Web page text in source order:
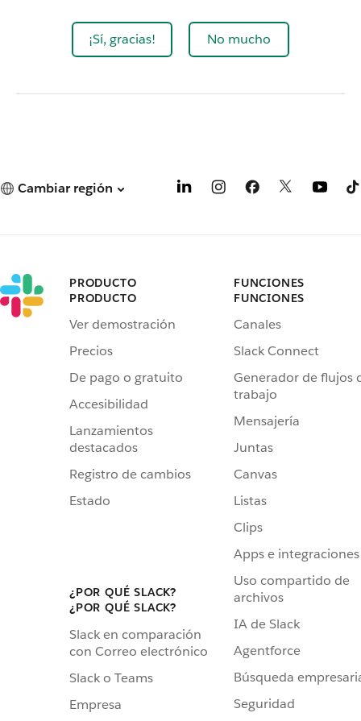
¡Sí, gracias! No mucho
Cambiar región
PRODUCTO
PRODUCTO
Ver demostración
Precios
De pago o gratuito
Accesibilidad
Lanzamientos
destacados
Registro de cambios
Estado
¿POR QUÉ SLACK?
¿POR QUÉ SLACK?
Slack en comparación
con Correo electrónico
Slack o Teams
Empresa
FUNCIONES
FUNCIONES
Canales
Slack Connect
Generador de flujos
trabajo
Mensajería
Juntas
Canvas
Listas
Clips
Apps e integraciones
Uso compartido de
archivos
IA de Slack
Agentforce
Búsqueda
Seguridad